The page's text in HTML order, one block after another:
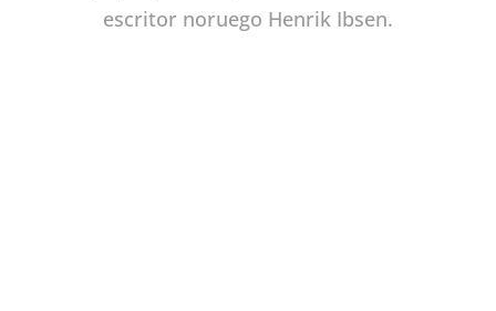
escritor noruego Henrik Ibsen.